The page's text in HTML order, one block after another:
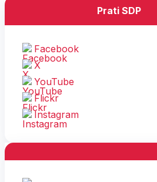
Prati SDP
Facebook
X
YouTube
Flickr
Instagram